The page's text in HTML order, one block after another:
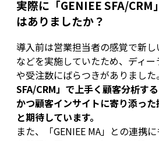
実際に「GENIEE SFA/CRM
はありましたか？
導入前は営業担当者の感覚で新
などを実施していたため、ディ
や受注数にばらつきがありました。
SFA/CRM」で上手く顧客分析す
かつ顧客インサイトに寄り添っ
と期待しています。
また、「GENIEE MA」との連携に